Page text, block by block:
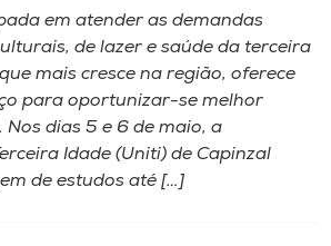
em atender as demandas
de lazer e saúde da terceira
mais cresce na região, oferece
para oportunizar-se melhor
dias 5 e 6 de maio, a
Idade (Uniti) de Capinzal
de estudos até […]